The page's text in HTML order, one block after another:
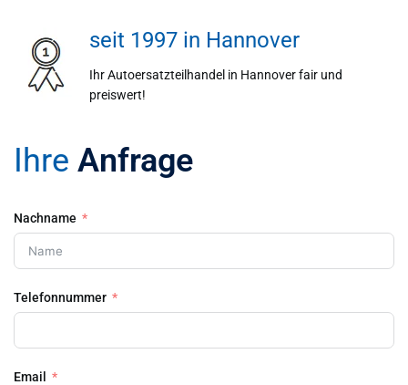
seit 1997 in Hannover
Ihr Autoersatzteilhandel in Hannover fair und
preiswert!
Ihre Anfrage
Nachname
Telefonnummer
Email